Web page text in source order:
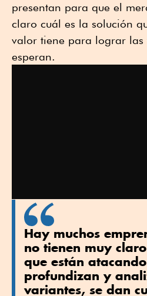
presentan para que el
claro cuál es la solución
valor tiene para lograr las
esperan.
Hay muchos
no tienen muy
que están
profundizan y
variantes, se dan